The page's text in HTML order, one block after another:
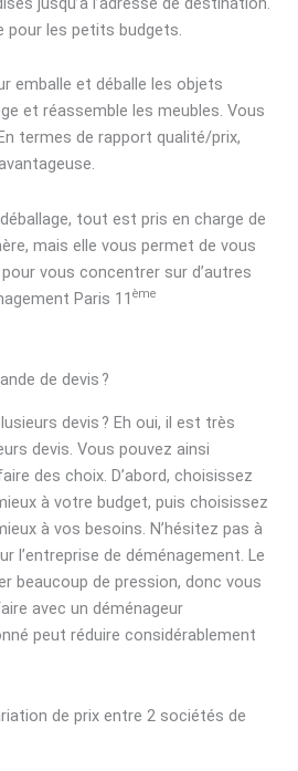
pour les petits budgets.
emballe et déballe les objets
et réassemble les meubles. Vous
termes de rapport qualité/prix,
déballage, tout est pris en charge de
mais elle vous permet de vous
vous concentrer sur d’autres
Paris 11 ème
de devis ?
devis ? Eh oui, il est très
devis. Vous pouvez ainsi
des choix. D’abord, choisissez
à votre budget, puis choisissez
à vos besoins. N’hésitez pas à
l’entreprise de déménagement. Le
beaucoup de pression, donc vous
avec un déménageur
peut réduire considérablement
de prix entre 2 sociétés de